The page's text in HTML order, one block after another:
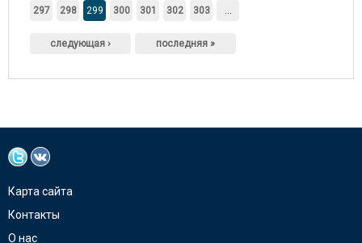
297 298 299 300 301 302 303 …
следующая › последняя »
Карта сайта
Контакты
О нас